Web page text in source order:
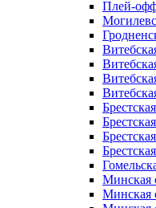
Плей-
Минская
Минская